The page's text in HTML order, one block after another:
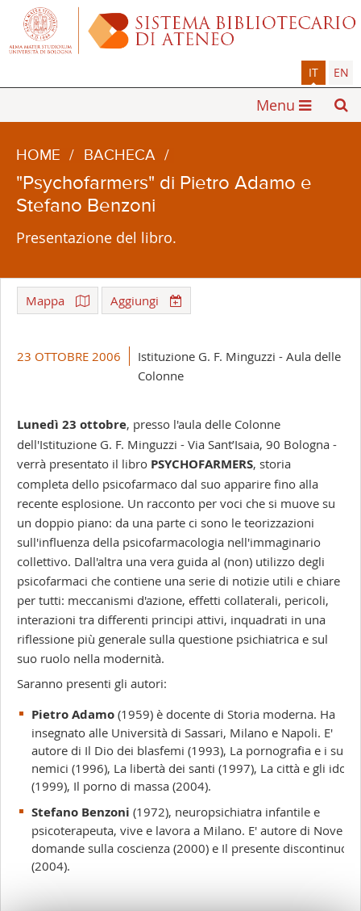
IT EN
Menu
HOME / BACHECA /
"Psychofarmers" di Pietro Adamo e
Stefano Benzoni
Presentazione del libro.
Mappa Aggiungi
-
23 OTTOBRE 2006
Istituzione G. F. Minguzzi - Aula delle
Colonne
Lunedì 23 ottobre, presso l'aula delle Colonne
dell'Istituzione G. F. Minguzzi - Via Sant’Isaia, 90 Bologna -
verrà presentato il libro PSYCHOFARMERS, storia
completa dello psicofarmaco dal suo apparire fino alla
recente esplosione. Un racconto per voci che si muove su
un doppio piano: da una parte ci sono le teorizzazioni
sull'influenza della psicofarmacologia nell'immaginario
collettivo. Dall'altra una vera guida al (non) utilizzo degli
psicofarmaci che contiene una serie di notizie utili e chiare
per tutti: meccanismi d'azione, effetti collaterali, pericoli,
interazioni tra differenti principi attivi, inquadrati in una
riflessione più generale sulla questione psichiatrica e sul
suo ruolo nella modernità.
Saranno presenti gli autori:
Pietro Adamo(1959) è docente di Storia moderna. Ha
insegnato alle Università di Sassari, Milano e Napoli. E'
autore di Il Dio dei blasfemi (1993), La pornografia e i suoi
nemici (1996), La libertà dei santi (1997), La città e gli idoli
(1999), Il porno di massa (2004).
Stefano Benzoni (1972), neuropsichiatra infantile e
psicoterapeuta, vive e lavora a Milano. E' autore di Nove
domande sulla coscienza (2000) e Il presente discontinuo
(2004).